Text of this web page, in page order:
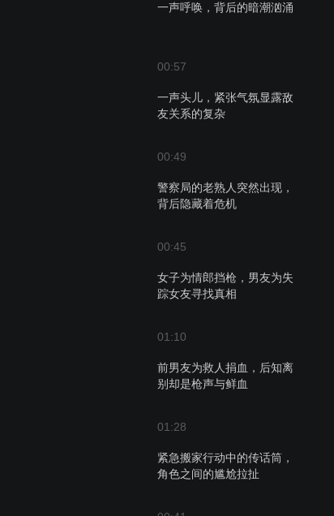
一声呼唤，背后的暗潮汹涌
00:57
一声头儿，紧张气氛显露敌
友关系的复杂
00:49
警察局的老熟人突然出现，
背后隐藏着危机
00:45
女子为情郎挡枪，男友为失
踪女友寻找真相
01:10
前男友为救人捐血，后知离
别却是枪声与鲜血
01:28
紧急搬家行动中的传话筒，
角色之间的尴尬拉扯